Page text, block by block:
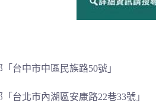
台中市中區民族路50號」
台北市內湖區安康路22巷33號」